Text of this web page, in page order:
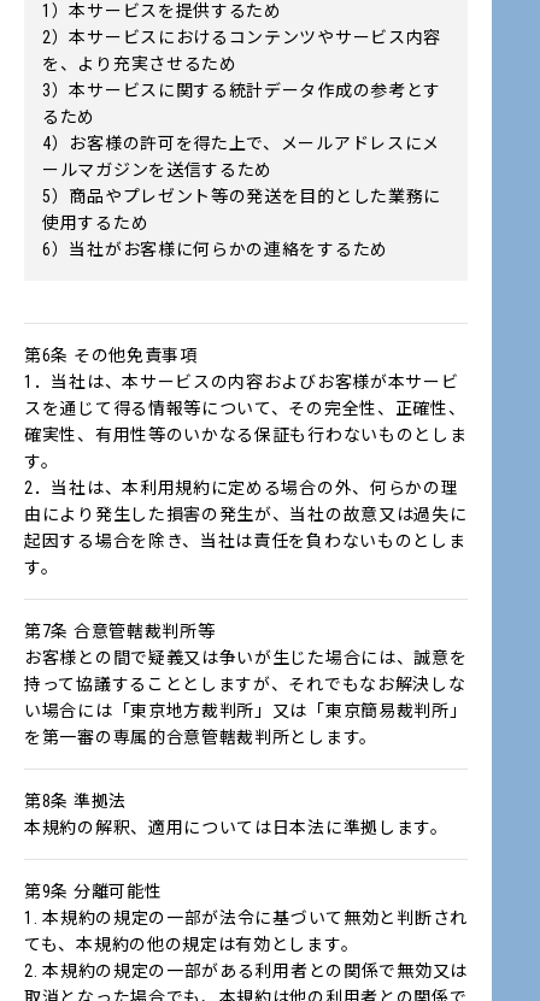
1）本サービスを提供するため
2）本サービスにおけるコンテンツやサービス内容
を、より充実させるため
3）本サービスに関する統計データ作成の参考とす
るため
4）お客様の許可を得た上で、メールアドレスにメ
ールマガジンを送信するため
5）商品やプレゼント等の発送を目的とした業務に
使用するため
6）当社がお客様に何らかの連絡をするため
第6条 その他免責事項
1．当社は、本サービスの内容およびお客様が本サービ
スを通じて得る情報等について、その完全性、正確性、
確実性、有用性等のいかなる保証も行わないものとしま
す。
2．当社は、本利用規約に定める場合の外、何らかの理
由により発生した損害の発生が、当社の故意又は過失に
起因する場合を除き、当社は責任を負わないものとしま
す。
第7条 合意管轄裁判所等
お客様との間で疑義又は争いが生じた場合には、誠意を
持って協議することとしますが、それでもなお解決しな
い場合には「東京地方裁判所」又は「東京簡易裁判所」
を第一審の専属的合意管轄裁判所とします。
第8条 準拠法
本規約の解釈、適用については日本法に準拠します。
第9条 分離可能性
1. 本規約の規定の一部が法令に基づいて無効と判断され
ても、本規約の他の規定は有効とします。
2. 本規約の規定の一部がある利用者との関係で無効又は